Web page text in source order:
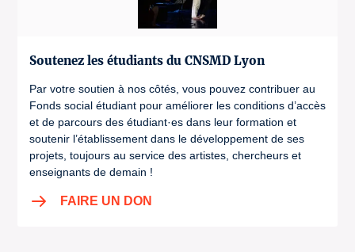
Soutenez les étudiants du CNSMD Lyon
Par votre soutien à nos côtés, vous pouvez contribuer au
Fonds social étudiant pour améliorer les conditions d’accès
et de parcours des étudiant·es dans leur formation et
soutenir l’établissement dans le développement de ses
projets, toujours au service des artistes, chercheurs et
enseignants de demain !
FAIRE UN DON